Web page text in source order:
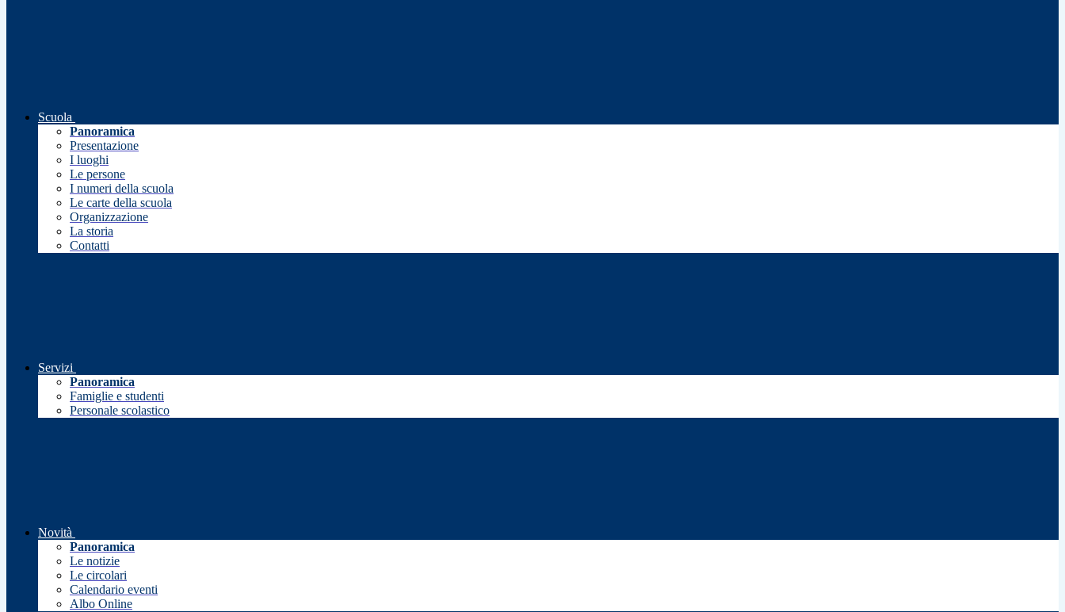
Scuola
Panoramica
Presentazione
I luoghi
Le persone
I numeri della scuola
Le carte della scuola
Organizzazione
La storia
Contatti
Servizi
Panoramica
Famiglie e studenti
Personale scolastico
Novità
Panoramica
Le notizie
Le circolari
Calendario eventi
Albo Online